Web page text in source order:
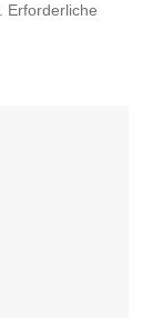
Erforderliche